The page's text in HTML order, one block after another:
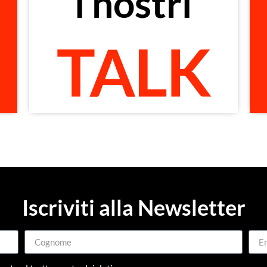
TALK
TEDxCesena
Talks
Guarda i Talk dei protagonisti
Iscriviti alla Newsletter